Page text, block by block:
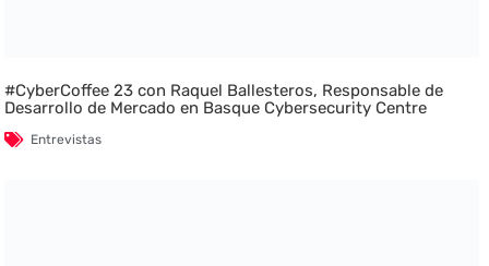
#CyberCoffee 23 con Raquel Ballesteros, Responsable de
Desarrollo de Mercado en Basque Cybersecurity Centre
Entrevistas